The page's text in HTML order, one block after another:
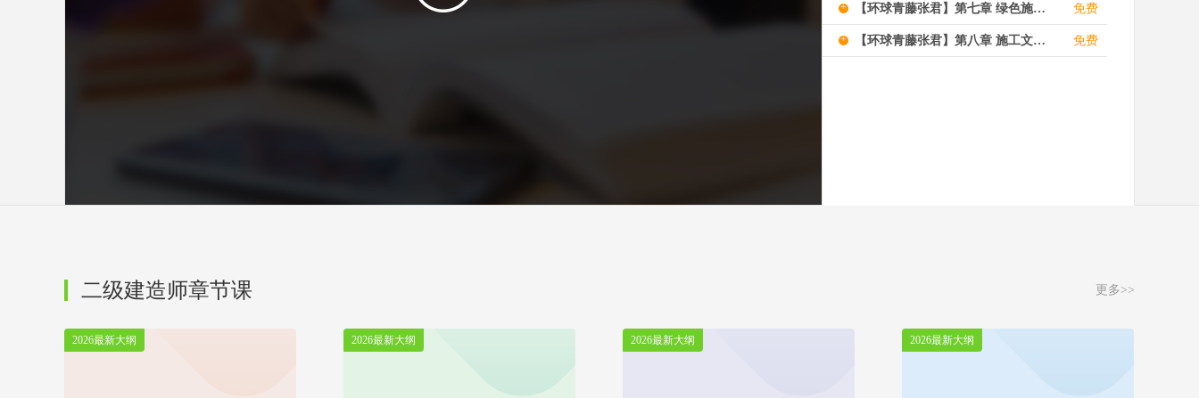
+ 【环球青藤张君】第七章 绿色施工及环境管理（约5分值） 免费
+ 【环球青藤张君】第八章 施工文件归档管理及项目管理新发展（约3分值） 免费
二级建造师章节课 更多>>
2026最新大纲 2026最新大纲 2026最新大纲 2026最新大纲